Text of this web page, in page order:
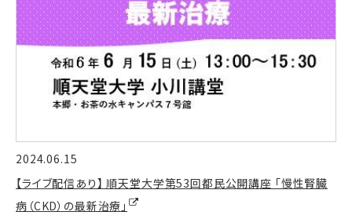
2024.06.15
【ライブ配信あり】 順天堂大学第53回都民公開講座 「慢性腎臓
病（CKD）の最新治療」